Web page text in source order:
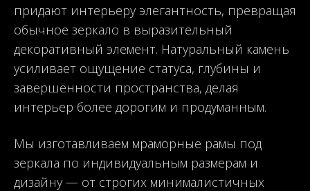
придают интерьеру элегантность, превращая
обычное зеркало в выразительный
декоративный элемент. Натуральный камень
усиливает ощущение статуса, глубины и
завершённости пространства, делая
интерьер более дорогим и продуманным.
Мы изготавливаем мраморные рамы под
зеркала по индивидуальным размерам и
дизайну — от строгих минималистичных